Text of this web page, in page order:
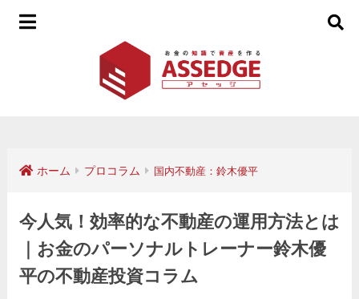
ホーム プロコラム 国内不動産：鈴木優平
今人気！効率的な不動産の運用方法とは
｜お金のパーソナルトレーナー鈴木優
平の不動産投資コラム